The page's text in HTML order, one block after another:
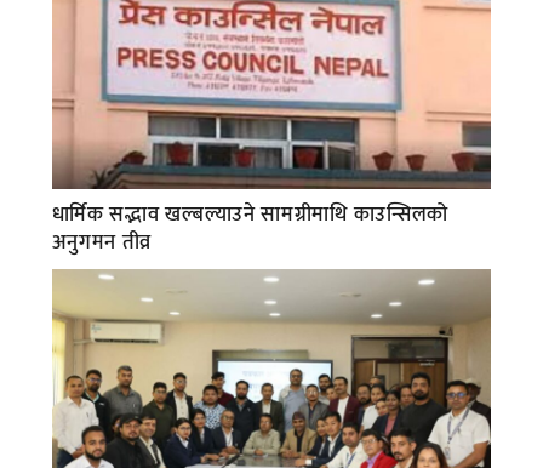
धार्मिक सद्भाव खल्बल्याउने सामग्रीमाथि काउन्सिलको
अनुगमन तीव्र